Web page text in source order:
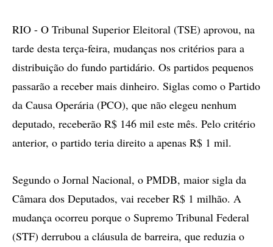
RIO - O Tribunal Superior Eleitoral (TSE) aprovou, na
tarde desta terça-feira, mudanças nos critérios para a
distribuição do fundo partidário. Os partidos pequenos
passarão a receber mais dinheiro. Siglas como o Partido
da Causa Operária (PCO), que não elegeu nenhum
deputado, receberão R$ 146 mil este mês. Pelo critério
anterior, o partido teria direito a apenas R$ 1 mil.
Segundo o Jornal Nacional, o PMDB, maior sigla da
Câmara dos Deputados, vai receber R$ 1 milhão. A
mudança ocorreu porque o Supremo Tribunal Federal
(STF) derrubou a cláusula de barreira, que reduzia o